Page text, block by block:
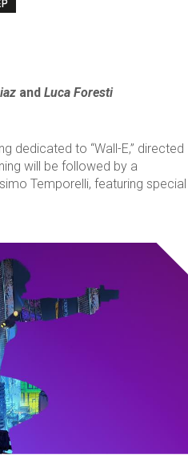
andLuca Foresti
dedicated to “Wall-E,” directed
will be followed by a
Temporelli, featuring special